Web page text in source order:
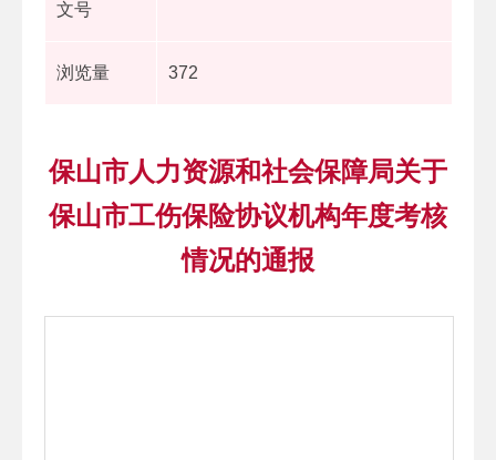
文号
浏览量 372
保山市人力资源和社会保障局关于
保山市工伤保险协议机构年度考核
情况的通报